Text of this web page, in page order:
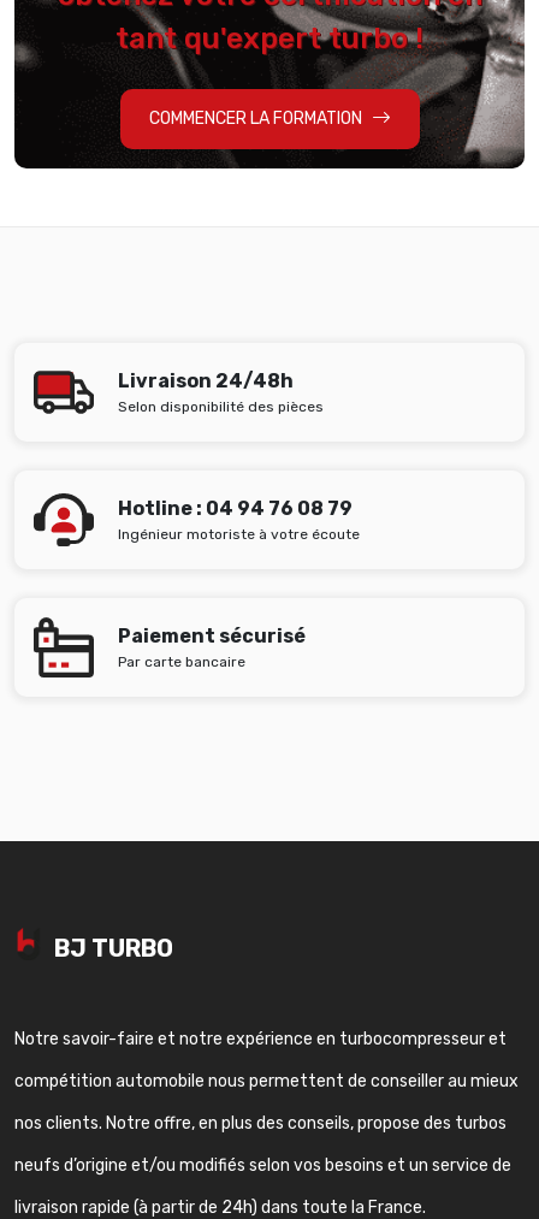
tant qu'expert turbo !
COMMENCER LA FORMATION
Livraison 24/48h
Selon disponibilité des pièces
Hotline : 04 94 76 08 79
Ingénieur motoriste à votre écoute
Paiement sécurisé
Par carte bancaire
BJ TURBO
Notre savoir-faire et notre expérience en turbocompresseur et
compétition automobile nous permettent de conseiller au mieux
nos clients. Notre offre, en plus des conseils, propose des turbos
neufs d’origine et/ou modifiés selon vos besoins et un service de
livraison rapide (à partir de 24h) dans toute la France.